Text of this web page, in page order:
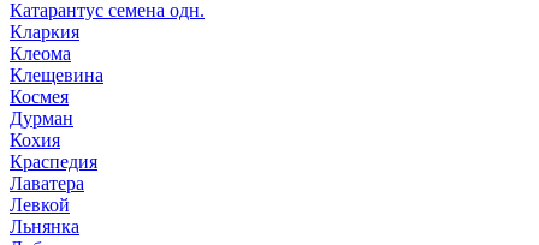
Катарантус семена одн.
Кларкия
Клеома
Клещевина
Космея
Дурман
Кохия
Краспедия
Лаватера
Левкой
Льнянка